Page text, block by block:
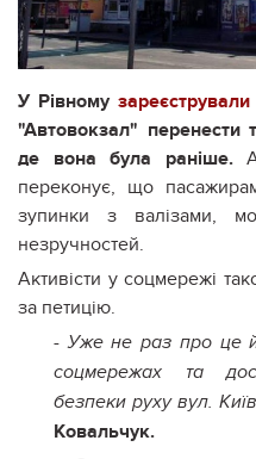
У Рівномузареєстрували
"Автовокзал" перенести
де вона була раніше.
переконує, що
зупинки з валізами,
незручностей.
Активісти у соцмережі
за петицію.
- Уже не раз про це
соцмережах та
безпеки руху вул.
Ковальчук.